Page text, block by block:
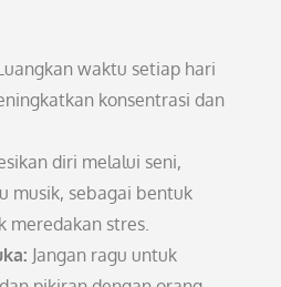
waktu setiap hari
konsentrasi dan
diri melalui seni,
musik, sebagai bentuk
meredakan stres.
Jangan ragu untuk